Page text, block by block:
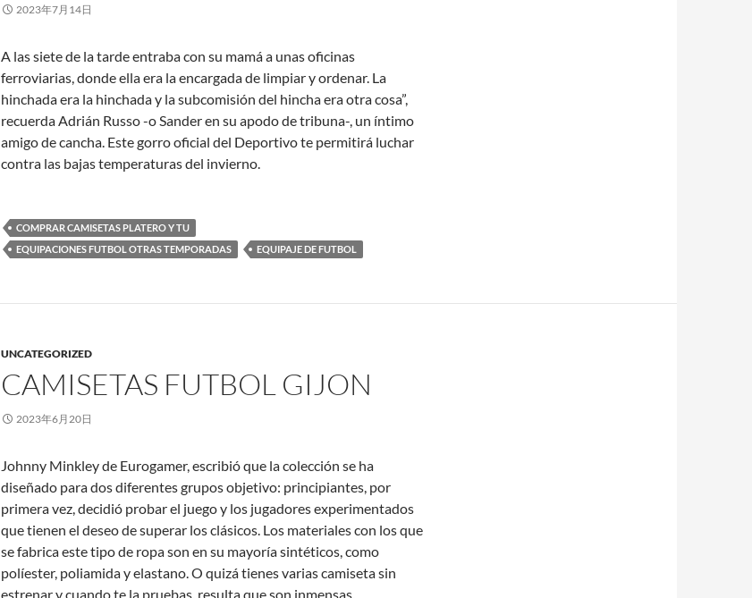
2023年7月14日
A las siete de la tarde entraba con su mamá a unas oficinas
ferroviarias, donde ella era la encargada de limpiar y ordenar. La
hinchada era la hinchada y la subcomisión del hincha era otra cosa”,
recuerda Adrián Russo -o Sander en su apodo de tribuna-, un íntimo
amigo de cancha. Este gorro oficial del Deportivo te permitirá luchar
contra las bajas temperaturas del invierno.
COMPRAR CAMISETAS PLATERO Y TU
EQUIPACIONES FUTBOL OTRAS TEMPORADAS
EQUIPAJE DE FUTBOL
UNCATEGORIZED
CAMISETAS FUTBOL GIJON
2023年6月20日
Johnny Minkley de Eurogamer, escribió que la colección se ha
diseñado para dos diferentes grupos objetivo: principiantes, por
primera vez, decidió probar el juego y los jugadores experimentados
que tienen el deseo de superar los clásicos. Los materiales con los que
se fabrica este tipo de ropa son en su mayoría sintéticos, como
políester, poliamida y elastano. O quizá tienes varias camiseta sin
estrenar y cuando te la pruebas, resulta que son inmensas.